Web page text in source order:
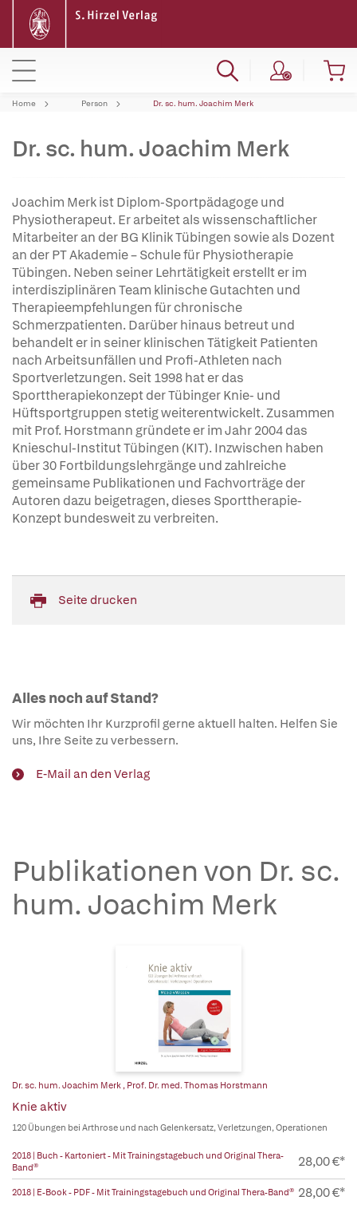
Home Person Dr. sc. hum. Joachim Merk
Dr. sc. hum. Joachim Merk
Joachim Merk ist Diplom-Sportpädagoge und
Physiotherapeut. Er arbeitet als wissenschaftlicher
Mitarbeiter an der BG Klinik Tübingen sowie als Dozent
an der PT Akademie – Schule für Physiotherapie
Tübingen. Neben seiner Lehrtätigkeit erstellt er im
interdisziplinären Team klinische Gutachten und
Therapieempfehlungen für chronische
Schmerzpatienten. Darüber hinaus betreut und
behandelt er in seiner klinischen Tätigkeit Patienten
nach Arbeitsunfällen und Profi-Athleten nach
Sportverletzungen. Seit 1998 hat er das
Sporttherapiekonzept der Tübinger Knie- und
Hüftsportgruppen stetig weiterentwickelt. Zusammen
mit Prof. Horstmann gründete er im Jahr 2004 das
Knieschul-Institut Tübingen (KIT). Inzwischen haben
über 30 Fortbildungslehrgänge und zahlreiche
gemeinsame Publikationen und Fachvorträge der
Autoren dazu beigetragen, dieses Sporttherapie-
Konzept bundesweit zu verbreiten.
Seite drucken
Alles noch auf Stand?
Wir möchten Ihr Kurzprofil gerne aktuell halten. Helfen Sie
uns, Ihre Seite zu verbessern.
E-Mail an den Verlag
Publikationen von Dr. sc.
hum. Joachim Merk
Dr. sc. hum. Joachim Merk , Prof. Dr. med. Thomas Horstmann
Knie aktiv
120 Übungen bei Arthrose und nach Gelenkersatz, Verletzungen, Operationen
2018 | Buch - Kartoniert - Mit Trainingstagebuch und Original Thera-
Band®
28,00 €*
2018 | E-Book - PDF - Mit Trainingstagebuch und Original Thera-Band® 28,00 €*